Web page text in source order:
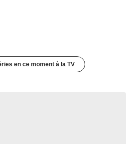
en ce moment à la TV